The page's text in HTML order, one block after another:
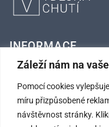
Záleží nám na
Pomocí cookies
míru přizpůsobené
návštěvnost stránky.
INFORMACE
Kontaktní údaje